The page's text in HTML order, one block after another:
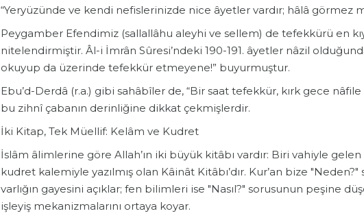
“Yeryüzünde ve kendi nefislerinizde nice âyetler vardır; hâlâ görmez
​Peygamber Efendimiz (sallallâhu aleyhi ve sellem) de tefekkürü en
nitelendirmiştir. Âl-i İmrân Sûresi’ndeki 190-191. âyetler nâzil
okuyup da üzerinde tefekkür etmeyene!” buyurmuştur.
Ebu’d-Derdâ (r.a.) gibi sahâbîler de, “Bir saat tefekkür, kırk gece
bu zihnî çabanın derinliğine dikkat çekmişlerdir.
​İki Kitap, Tek Müellif: Kelâm ve Kudret
​İslâm âlimlerine göre Allah’ın iki büyük kitâbı vardır: Biri vahiyle gelen
kudret kalemiyle yazılmış olan Kâinât Kitâbı’dır. Kur’an bize
varlığın gayesini açıklar; fen bilimleri ise "Nasıl?" sorusunun peşine
işleyiş mekanizmalarını ortaya koyar.